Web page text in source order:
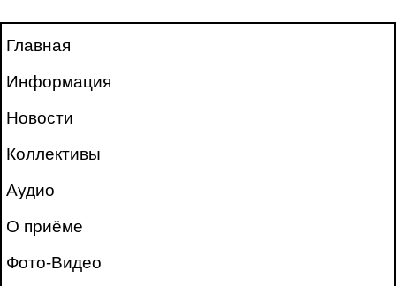
Главная
Информация
Новости
Коллективы
Аудио
О приёме
Фото-Видео